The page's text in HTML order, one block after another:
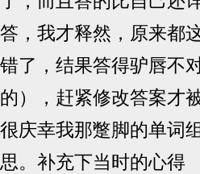
答，我才释然，原来都
错了，结果答得驴唇不
的），赶紧修改答案才
很庆幸我那蹩脚的单词
思。补充下当时的心得